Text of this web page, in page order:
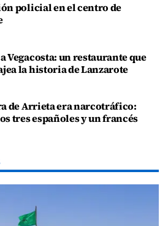
policial en el centro de
Vegacosta: un restaurante que
la historia de Lanzarote
de Arrieta era narcotráfico:
tres españoles y un francés